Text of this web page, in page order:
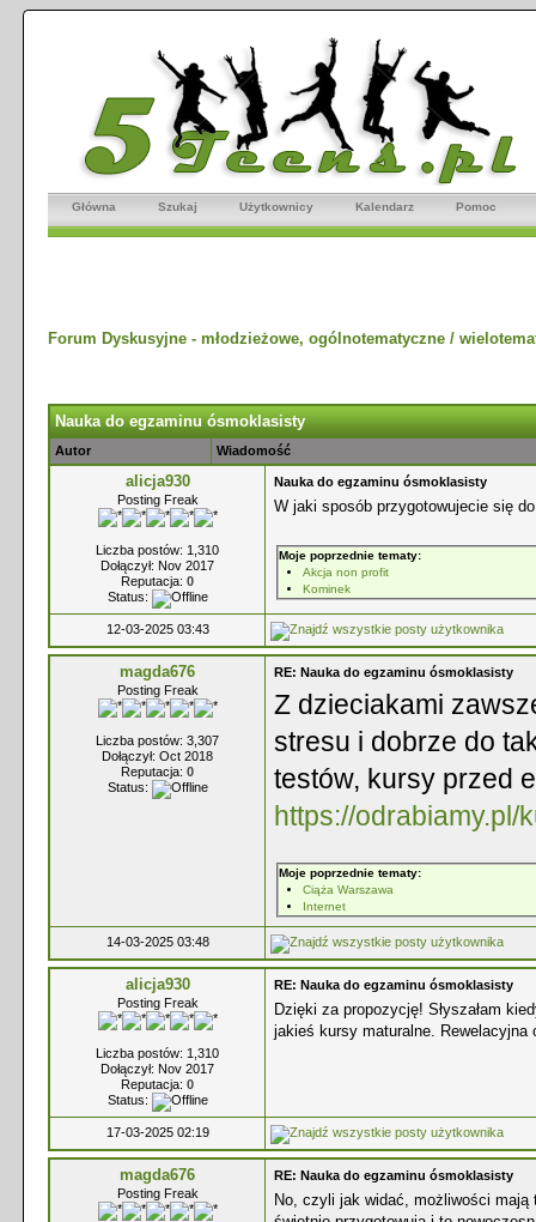
Główna Szukaj Użytkownicy Kalendarz Pomoc
Forum Dyskusyjne - młodzieżowe, ogólnotematyczne /
Nauka do egzaminu ósmoklasisty
Autor Wiadomość
alicja930
Posting Freak
Liczba postów: 1,310
Dołączył: Nov 2017
Reputacja: 0
Status:
Nauka do egzaminu ósmoklasisty
W jaki sposób przygotowujecie się
Moje poprzednie tematy:
Akcja non profit
Kominek
12-03-2025 03:43
magda676
Posting Freak
Liczba postów: 3,307
Dołączył: Oct 2018
Reputacja: 0
Status:
RE: Nauka do egzaminu ósmoklasisty
Z dzieciakami
stresu i dobrze do
testów, kursy przed
https://odrabiamy.pl/
Moje poprzednie tematy:
Ciąża Warszawa
Internet
14-03-2025 03:48
alicja930
Posting Freak
Liczba postów: 1,310
Dołączył: Nov 2017
Reputacja: 0
Status:
RE: Nauka do egzaminu ósmoklasisty
Dzięki za propozycję! Słyszałam
jakieś kursy maturalne. Rewelacyjna
17-03-2025 02:19
magda676
Posting Freak
RE: Nauka do egzaminu ósmoklasisty
No, czyli jak widać, możliwości